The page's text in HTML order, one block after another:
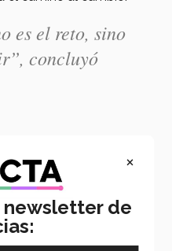
es el reto, sino
concluyó
TAMBIÉN:
×
newsletter de